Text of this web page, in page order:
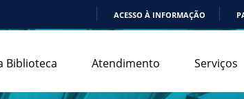
ACESSO À INFORMAÇÃO
Biblioteca Atendimento Serviços